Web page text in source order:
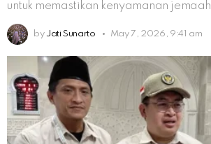
untuk memastikan kenyamanan jemaah
by Jati Sunarto May 7, 2026, 9:41 am